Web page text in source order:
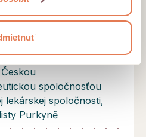
výcvik
550 hodín,
spoločnosťou
lekárskej spoločnosti,
Purkyně